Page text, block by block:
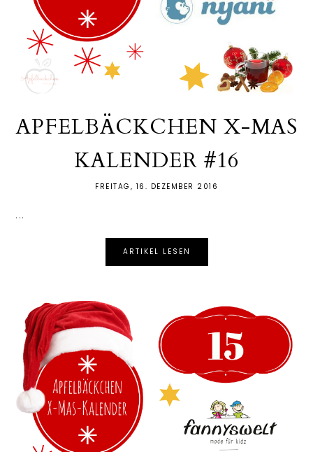
APFELBÄCKCHEN X-MAS
KALENDER #16
FREITAG, 16. DEZEMBER 2016
...
ARTIKEL LESEN